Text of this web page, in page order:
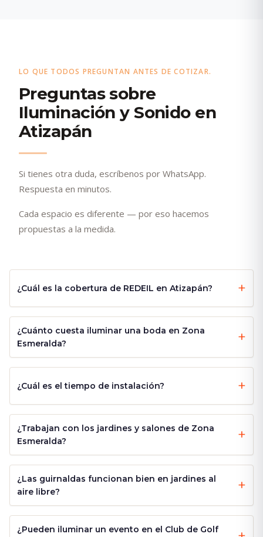
LO QUE TODOS PREGUNTAN ANTES DE COTIZAR.
Preguntas sobre
Iluminación y Sonido en
Atizapán
Si tienes otra duda, escríbenos por WhatsApp.
Respuesta en minutos.
Cada espacio es diferente — por eso hacemos
propuestas a la medida.
¿Cuál es la cobertura de REDEIL en Atizapán?
¿Cuánto cuesta iluminar una boda en Zona
Esmeralda?
¿Cuál es el tiempo de instalación?
¿Trabajan con los jardines y salones de Zona
Esmeralda?
¿Las guirnaldas funcionan bien en jardines al
aire libre?
¿Pueden iluminar un evento en el Club de Golf